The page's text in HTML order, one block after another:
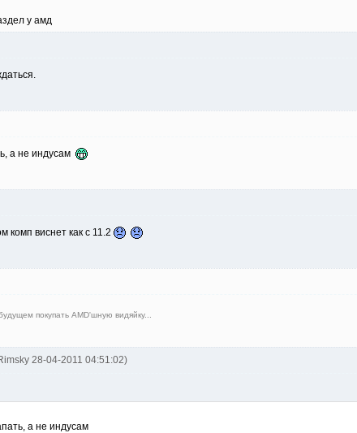
у амд
а не индусам
комп виснет как с 11.2
покупать AMD'шную видяйку...
28-04-2011 04:51:02)
а не индусам